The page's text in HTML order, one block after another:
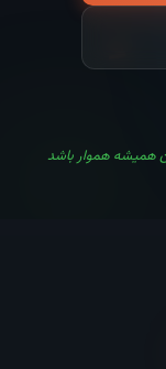
→
همیشه هموار باشد